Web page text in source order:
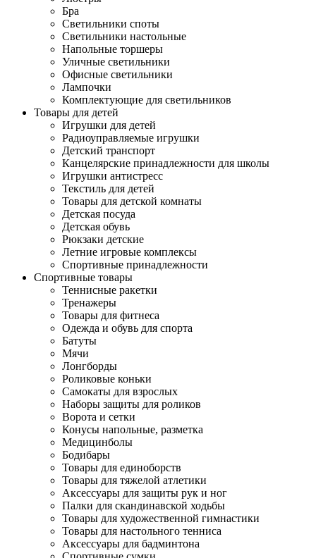
Бра
Светильники споты
Светильники настольные
Напольные торшеры
Уличные светильники
Офисные светильники
Лампочки
Комплектующие для светильников
Товары для детей
Игрушки для детей
Радиоуправляемые игрушки
Детский транспорт
Канцелярские принадлежности для школы
Игрушки антистресс
Текстиль для детей
Товары для детской комнаты
Детская посуда
Детская обувь
Рюкзаки детские
Летние игровые комплексы
Спортивные принадлежности
Спортивные товары
Теннисные ракетки
Тренажеры
Товары для фитнеса
Одежда и обувь для спорта
Батуты
Мячи
Лонгборды
Роликовые коньки
Самокаты для взрослых
Наборы защиты для роликов
Ворота и сетки
Конусы напольные, разметка
Медицинболы
Бодибары
Товары для единоборств
Товары для тяжелой атлетики
Аксессуары для защиты рук и ног
Палки для скандинавской ходьбы
Товары для художественной гимнастики
Товары для настольного тенниса
Аксессуары для бадминтона